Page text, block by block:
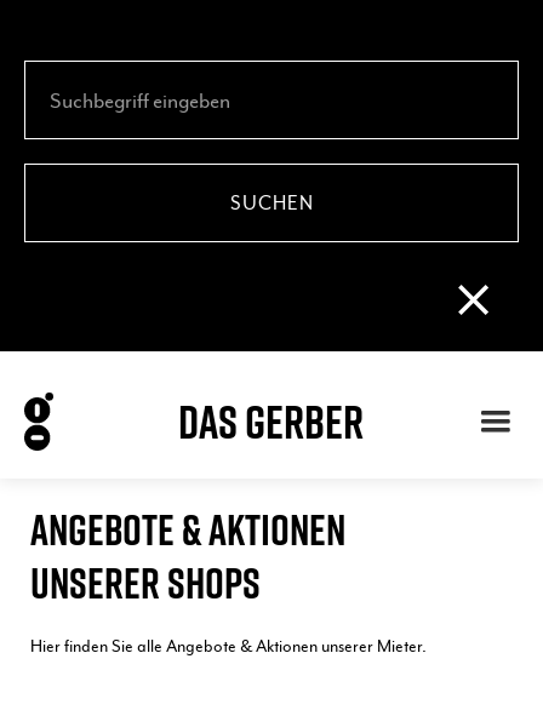
DAS GERBER
ANGEBOTE & AKTIONEN
UNSERER SHOPS
Hier finden Sie alle Angebote & Aktionen unserer Mieter.